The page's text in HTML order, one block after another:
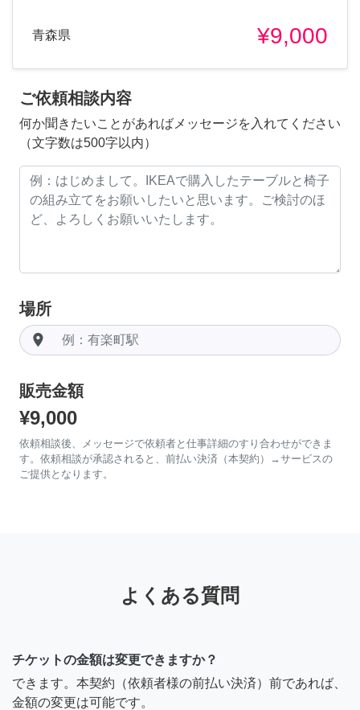
青森県 ¥9,000
ご依頼相談内容
何か聞きたいことがあればメッセージを入れてください
（文字数は500字以内）
場所
room
販売金額
¥9,000
依頼相談後、メッセージで依頼者と仕事詳細のすり合わせができま
す。依頼相談が承認されると、前払い決済（本契約）→サービスの
ご提供となります。
よくある質問
チケットの金額は変更できますか？
できます。本契約（依頼者様の前払い決済）前であれば、
金額の変更は可能です。